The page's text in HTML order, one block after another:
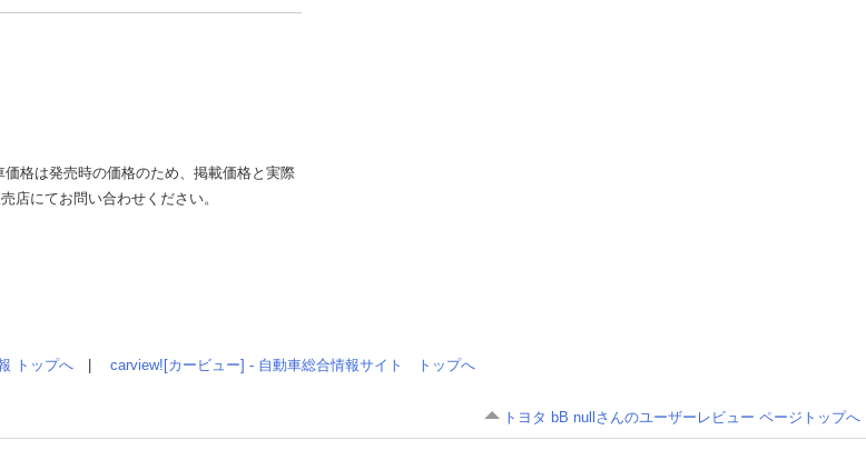
格は発売時の価格のため、掲載価格と実際
店にてお問い合わせください。
トップへ carview![カービュー] - 自動車総合情報サイト トップへ
トヨタ bB nullさんのユーザーレビュー ページトップへ